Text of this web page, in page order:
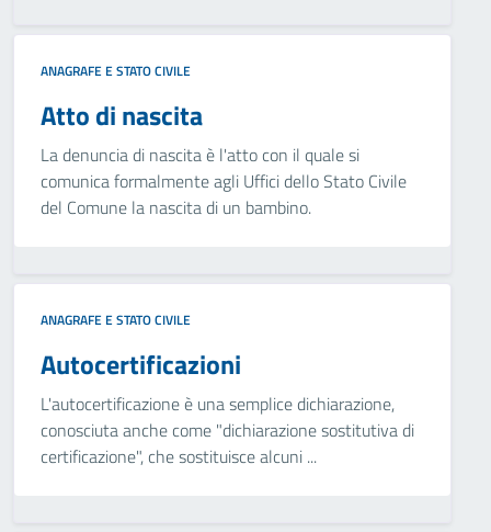
ANAGRAFE E STATO CIVILE
Atto di nascita
La denuncia di nascita è l'atto con il quale si
comunica formalmente agli Uffici dello Stato Civile
del Comune la nascita di un bambino.
ANAGRAFE E STATO CIVILE
Autocertificazioni
L'autocertificazione è una semplice dichiarazione,
conosciuta anche come "dichiarazione sostitutiva di
certificazione", che sostituisce alcuni ...